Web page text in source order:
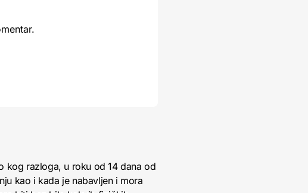
kog razloga, u roku od 14 dana od
kao i kada je nabavljen i mora